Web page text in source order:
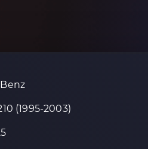
(1995-2003)